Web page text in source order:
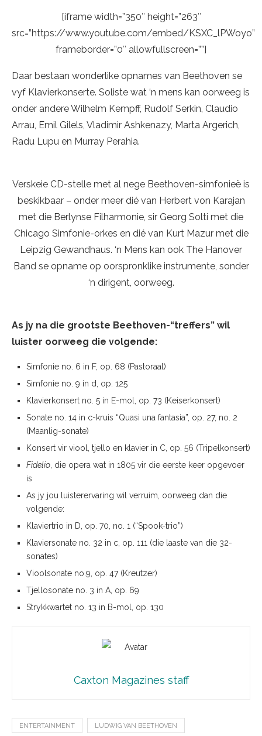
[iframe width=”350″ height=”263″
src=”https://www.youtube.com/embed/KSXC_lPWoyo”
frameborder=”0″ allowfullscreen=””]
Daar bestaan wonderlike opnames van Beethoven se
vyf Klavierkonserte. Soliste wat ‘n mens kan oorweeg is
onder andere Wilhelm Kempff, Rudolf Serkin, Claudio
Arrau, Emil Gilels, Vladimir Ashkenazy, Marta Argerich,
Radu Lupu en Murray Perahia.
Verskeie CD-stelle met al nege Beethoven-simfonieë is
beskikbaar – onder meer dié van Herbert von Karajan
met die Berlynse Filharmonie, sir Georg Solti met die
Chicago Simfonie-orkes en dié van Kurt Mazur met die
Leipzig Gewandhaus. ‘n Mens kan ook The Hanover
Band se opname op oorspronklike instrumente, sonder
‘n dirigent, oorweeg.
As jy na die grootste Beethoven-“treffers” wil
luister oorweeg die volgende:
Simfonie no. 6 in F, op. 68 (Pastoraal)
Simfonie no. 9 in d, op. 125
Klavierkonsert no. 5 in E-mol, op. 73 (Keiserkonsert)
Sonate no. 14 in c-kruis “Quasi una fantasia”, op. 27, no. 2
(Maanlig-sonate)
Konsert vir viool, tjello en klavier in C, op. 56 (Tripelkonsert)
Fidelio , die opera wat in 1805 vir die eerste keer opgevoer
is
As jy jou luisterervaring wil verruim, oorweeg dan die
volgende:
Klaviertrio in D, op. 70, no. 1 (“Spook-trio”)
Klaviersonate no. 32 in c, op. 111 (die laaste van die 32-
sonates)
Vioolsonate no.9, op. 47 (Kreutzer)
Tjellosonate no. 3 in A, op. 69
Strykkwartet no. 13 in B-mol, op. 130
Caxton Magazines staff
ENTERTAINMENT LUDWIG VAN BEETHOVEN